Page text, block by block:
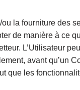
la fourniture des
de manière à ce
L’Utilisateur
avant qu’un
que les